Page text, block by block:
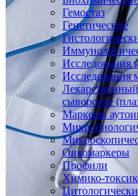
Гемостаз
Генетические
Исследования
Исследования
сыворотке
Маркеры
Онкомаркеры
Профили
Химико-